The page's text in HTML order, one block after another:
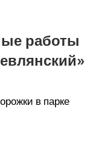
работы
в парке